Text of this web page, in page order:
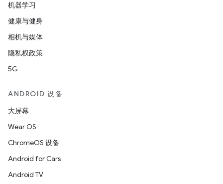
机器学习
健康与健身
相机与媒体
隐私权政策
5G
ANDROID 设备
大屏幕
Wear OS
ChromeOS 设备
Android for Cars
Android TV